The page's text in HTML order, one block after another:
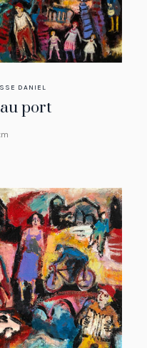
DANIEL
port